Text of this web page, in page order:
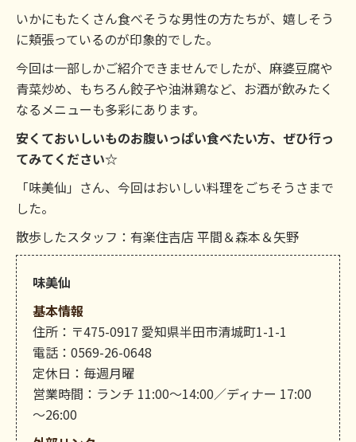
いかにもたくさん食べそうな男性の方たちが、嬉しそう
に頬張っているのが印象的でした。
今回は一部しかご紹介できませんでしたが、麻婆豆腐や
青菜炒め、もちろん餃子や油淋鶏など、お酒が飲みたく
なるメニューも多彩にあります。
安くておいしいものお腹いっぱい食べたい方、ぜひ行っ
てみてください☆
「味美仙」さん、今回はおいしい料理をごちそうさまで
した。
散歩したスタッフ：有楽住吉店 平間＆森本＆矢野
味美仙
基本情報
住所：〒475-0917 愛知県半田市清城町1-1-1
電話：0569-26-0648
定休日：毎週月曜
営業時間：ランチ 11:00～14:00／ディナー 17:00
～26:00